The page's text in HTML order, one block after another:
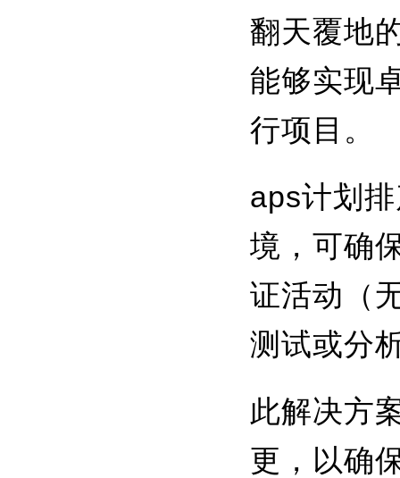
翻天覆地
能够实现
行项目。
aps计划
境，可确
证活动（
测试或分
此解决方
更，以确